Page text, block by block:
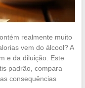
realmente muito
vem do álcool? A
e da diluição. Este
padrão, compara
consequências